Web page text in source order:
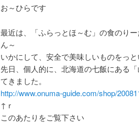
お～ひらです
最近は、「ふらっとほ～む」の食のり
ん～
いかにして、安全で美味しいものをっ
先日、個人的に、北海道の七飯にある
てきました。
http://www.onuma-guide.com/shop/
↑ｒ
このあたりをご覧下さい